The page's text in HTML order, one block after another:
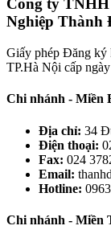
Công ty
Nghiệp Thành
Giấy phép Đăng ký
TP.Hà Nội cấp
Chi nhánh - Miền
Địa chỉ: 34
Điện thoại:
Fax: 024
Email:
Hotline:
Chi nhánh - Miền